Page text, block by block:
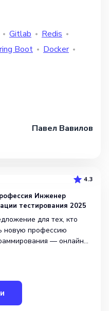
Gitlab
Redis
Boot
Docker
Павел Вавилов
4.3
Инженер
тестирования 2025
для тех, кто
новую профессию
— онлайн
тестирования»
что делает его
всех желающих.